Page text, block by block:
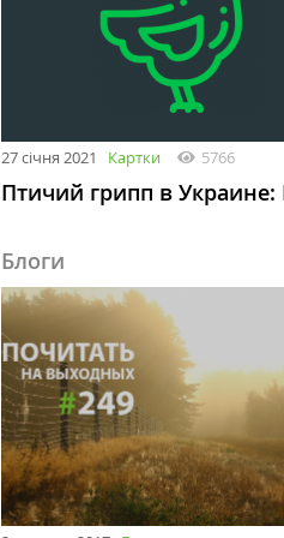
27 січня 2021 Картки 5766
Птичий грипп в Украине:
Блоги